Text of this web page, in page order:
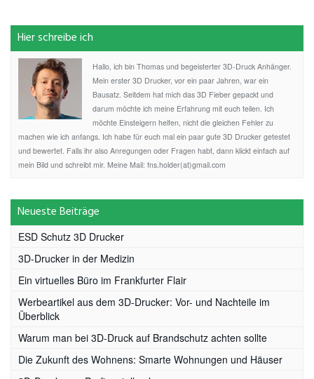
Hier schreibe ich
Hallo, ich bin Thomas und begeisterter 3D-Druck Anhänger.
Mein erster 3D Drucker, vor ein paar Jahren, war ein
Bausatz. Seitdem hat mich das 3D Fieber gepackt und
darum möchte ich meine Erfahrung mit euch teilen. Ich
möchte Einsteigern helfen, nicht die gleichen Fehler zu
machen wie ich anfangs. Ich habe für euch mal ein paar gute 3D Drucker getestet
und bewertet. Falls ihr also Anregungen oder Fragen habt, dann klickt einfach auf
mein Bild und schreibt mir. Meine Mail: fns.holder(at)gmail.com
Neueste Beiträge
ESD Schutz 3D Drucker
3D-Drucker in der Medizin
Ein virtuelles Büro im Frankfurter Flair
Werbeartikel aus dem 3D-Drucker: Vor- und Nachteile im
Überblick
Warum man bei 3D-Druck auf Brandschutz achten sollte
Die Zukunft des Wohnens: Smarte Wohnungen und Häuser